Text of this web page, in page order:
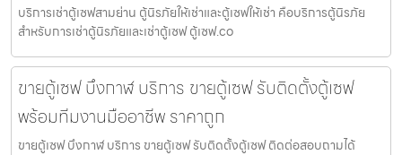
บริการเช่าตู้เซฟสามย่าน ตู้นิรภัยให้เช่าและตู้เซฟให้เช่า คือบริการตู้นิรภัย
สำหรับการเช่าตู้นิรภัยและเช่าตู้เซฟ ตู้เซฟ.co
ขายตู้เซฟ บึงกาฬ บริการ ขายตู้เซฟ รับติดตั้งตู้เซฟ
พร้อมทีมงานมืออาชีพ ราคาถูก
ขายตู้เซฟ บึงกาฬ บริการ ขายตู้เซฟ รับติดตั้งตู้เซฟ ติดต่อสอบถามได้